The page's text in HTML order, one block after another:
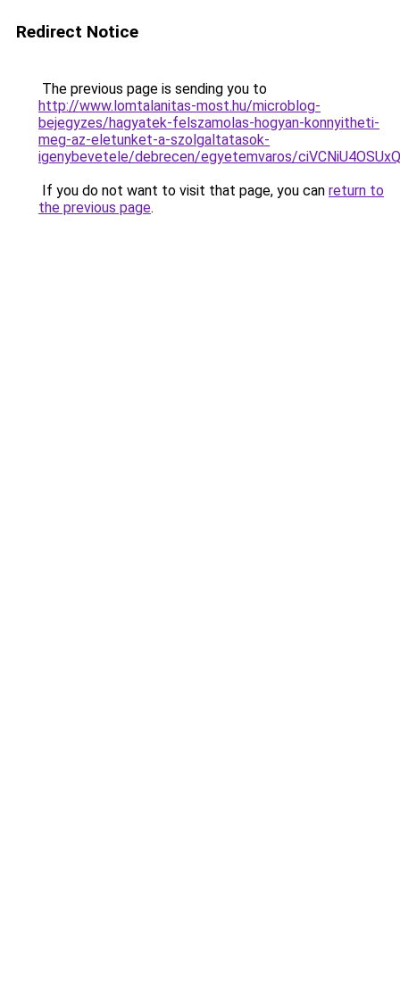
Redirect Notice
The previous page is sending you to
http://www.lomtalanitas-most.hu/microblog-
bejegyzes/hagyatek-felszamolas-hogyan-konnyitheti-
meg-az-eletunket-a-szolgaltatasok-
igenybevetele/debrecen/egyetemvaros/
If you do not want to visit that page, you can return to
the previous page.